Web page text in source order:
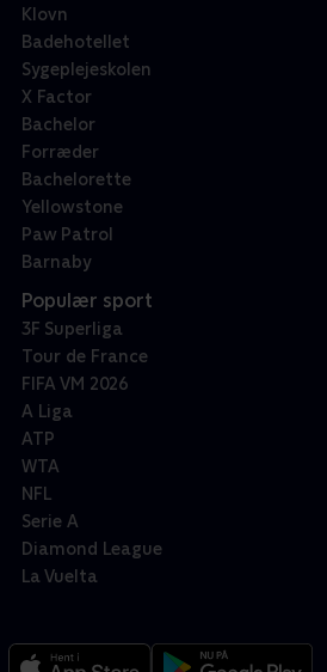
Klovn
Badehotellet
Sygeplejeskolen
X Factor
Bachelor
Forræder
Bachelorette
Yellowstone
Paw Patrol
Barnaby
Populær sport
3F Superliga
Tour de France
FIFA VM 2026
A Liga
ATP
WTA
NFL
Serie A
Diamond League
La Vuelta